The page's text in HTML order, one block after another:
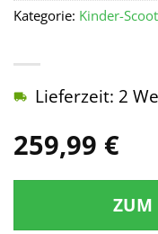
259,99 €
Lieferzeit: 2
ZUM
Kategorie: Kinder-